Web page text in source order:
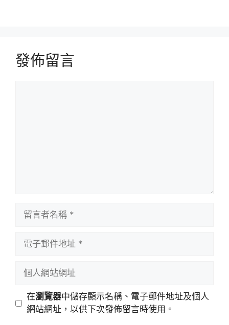
發佈留言
址
站
在瀏覽器中儲存顯示名稱、電子郵件地址及個人
網站網址，以供下次發佈留言時使用。